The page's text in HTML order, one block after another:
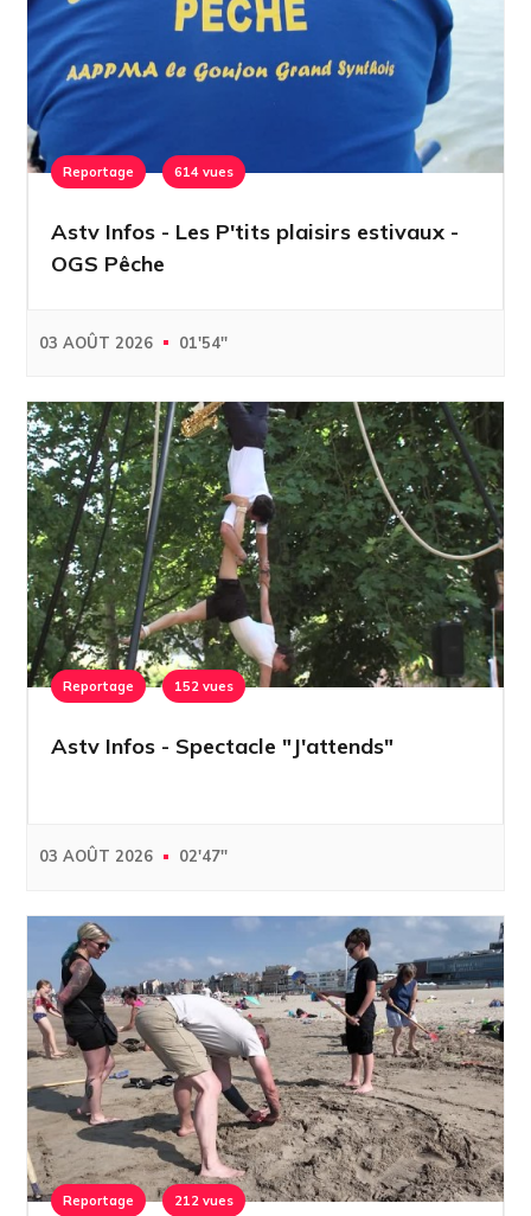
Reportage 614 vues
Astv Infos - Les P'tits plaisirs estivaux -
OGS Pêche
03 AOÛT 2026 01'54''
Reportage 152 vues
Astv Infos - Spectacle "J'attends"
03 AOÛT 2026 02'47''
Reportage 212 vues